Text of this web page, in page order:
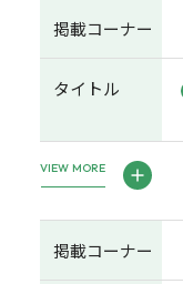
掲載コーナー
タイトル
VIEW MORE
掲載コーナー